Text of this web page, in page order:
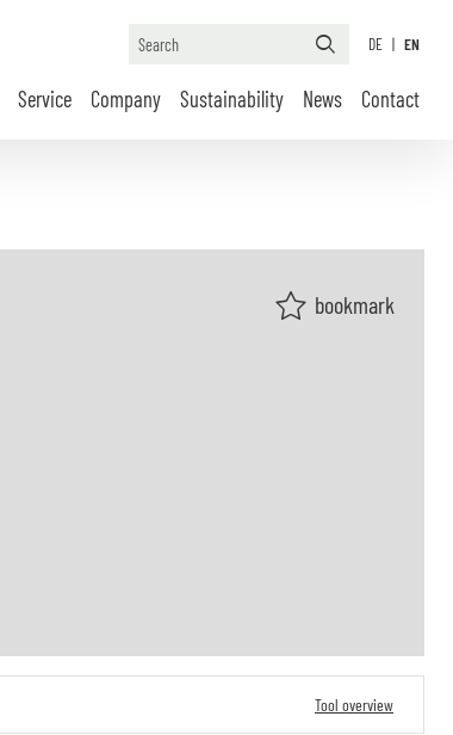
DE | EN
Service Company Sustainability News Contact
bookmark
Tool overview